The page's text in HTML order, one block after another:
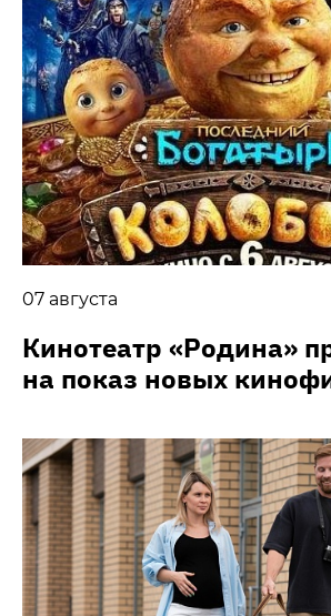
07 августа
Кинотеатр «Родина»
на показ новых